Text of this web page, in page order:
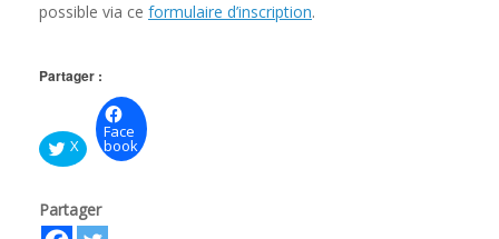
possible via ce formulaire d’inscription.
Partager :
X
Face
book
Partager